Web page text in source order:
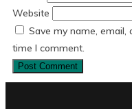
Website
Save my name,
time I comment.